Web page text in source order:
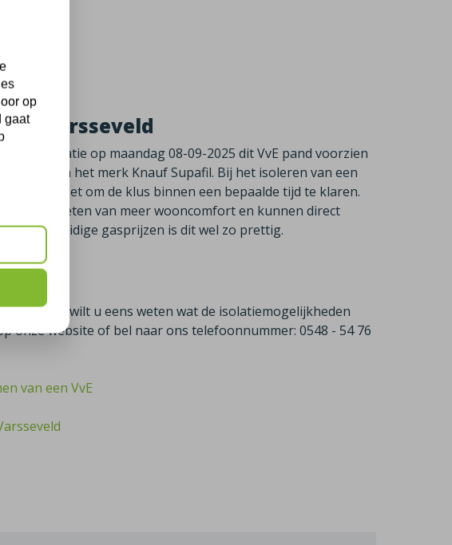
in Varsseveld
Plus Isolatie op maandag 08-09-2025 dit VvE pand voorzien
van het merk Knauf Supafil. Bij het isoleren van een
ingezet om de klus binnen een bepaalde tijd te klaren.
dag genieten van meer wooncomfort en kunnen direct
de huidige gasprijzen is dit wel zo prettig.
een VvE
en wilt u eens weten wat de isolatiemogelijkheden
onze website of bel naar ons telefoonnummer: 0548 - 54 76
van een VvE
op
gaat